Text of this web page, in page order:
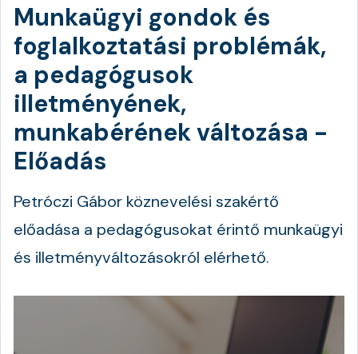
Munkaügyi gondok és
foglalkoztatási problémák,
a pedagógusok
illetményének,
munkabérének változása -
Előadás
Petróczi Gábor köznevelési szakértő
előadása a pedagógusokat érintő munkaügyi
és illetményváltozásokról elérhető.